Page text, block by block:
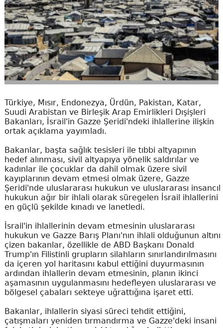
Türkiye, Mısır, Endonezya, Ürdün, Pakistan, Katar,
Suudi Arabistan ve Birleşik Arap Emirlikleri Dışişleri
Bakanları, İsrail'in Gazze Şeridi'ndeki ihlallerine ilişkin
ortak açıklama yayımladı.
Bakanlar, başta sağlık tesisleri ile tıbbi altyapının
hedef alınması, sivil altyapıya yönelik saldırılar ve
kadınlar ile çocuklar da dahil olmak üzere sivil
kayıplarının devam etmesi olmak üzere, Gazze
Şeridi'nde uluslararası hukukun ve uluslararası insancıl
hukukun ağır bir ihlali olarak süregelen İsrail ihlallerini
en güçlü şekilde kınadı ve lanetledi.
İsrail'in ihlallerinin devam etmesinin uluslararası
hukukun ve Gazze Barış Planı'nın ihlali olduğunun altını
çizen bakanlar, özellikle de ABD Başkanı Donald
Trump'ın Filistinli grupların silahların sınırlandırılmasını
da içeren yol haritasını kabul ettiğini duyurmasının
ardından ihlallerin devam etmesinin, planın ikinci
aşamasının uygulanmasını hedefleyen uluslararası ve
bölgesel çabaları sekteye uğrattığına işaret etti.
Bakanlar, ihlallerin siyasi süreci tehdit ettiğini,
çatışmaları yeniden tırmandırma ve Gazze'deki insani